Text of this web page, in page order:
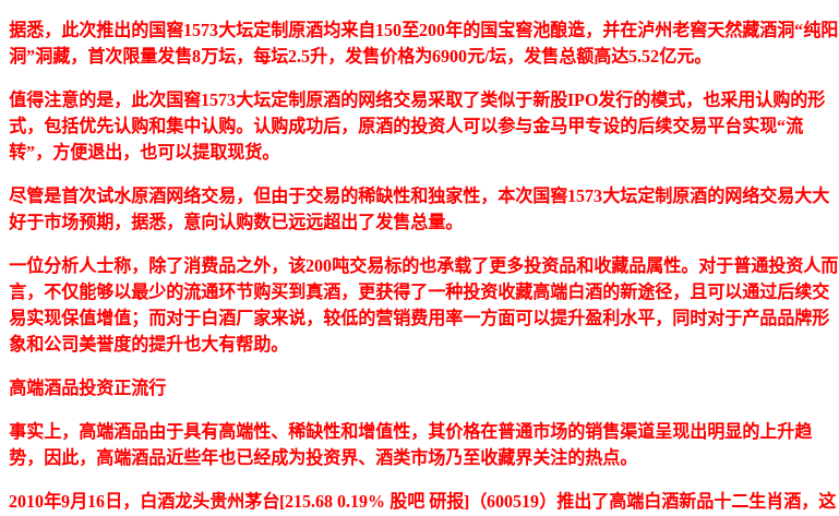
据悉，此次推出的国窖1573大坛定制原酒均来自150至200年的国宝窖池酿造，并在泸州老窖天然藏酒洞“纯阳
洞”洞藏，首次限量发售8万坛，每坛2.5升，发售价格为6900元/坛，发售总额高达5.52亿元。
值得注意的是，此次国窖1573大坛定制原酒的网络交易采取了类似于新股IPO发行的模式，也采用认购的形
式，包括优先认购和集中认购。认购成功后，原酒的投资人可以参与金马甲专设的后续交易平台实现“流
转”，方便退出，也可以提取现货。
尽管是首次试水原酒网络交易，但由于交易的稀缺性和独家性，本次国窖1573大坛定制原酒的网络交易大大
好于市场预期，据悉，意向认购数已远远超出了发售总量。
一位分析人士称，除了消费品之外，该200吨交易标的也承载了更多投资品和收藏品属性。对于普通投资人而
言，不仅能够以最少的流通环节购买到真酒，更获得了一种投资收藏高端白酒的新途径，且可以通过后续交
易实现保值增值；而对于白酒厂家来说，较低的营销费用率一方面可以提升盈利水平，同时对于产品品牌形
象和公司美誉度的提升也大有帮助。
高端酒品投资正流行
事实上，高端酒品由于具有高端性、稀缺性和增值性，其价格在普通市场的销售渠道呈现出明显的上升趋
势，因此，高端酒品近些年也已经成为投资界、酒类市场乃至收藏界关注的热点。
2010年9月16日，白酒龙头贵州茅台[215.68 0.19% 股吧 研报] （600519）推出了高端白酒新品十二生肖酒，这